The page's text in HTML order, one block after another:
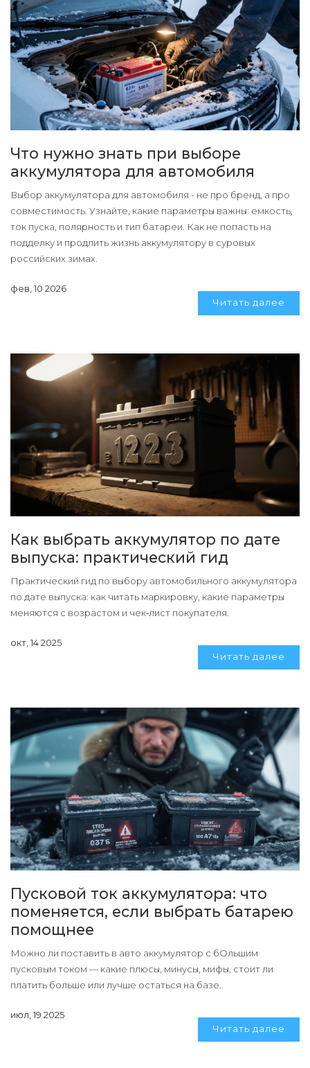
Что нужно знать при выборе
аккумулятора для автомобиля
Выбор аккумулятора для автомобиля - не про бренд, а про
совместимость. Узнайте, какие параметры важны: емкость,
ток пуска, полярность и тип батареи. Как не попасть на
подделку и продлить жизнь аккумулятору в суровых
российских зимах.
фев, 10 2026
Читать далее
Как выбрать аккумулятор по дате
выпуска: практический гид
Практический гид по выбору автомобильного аккумулятора
по дате выпуска: как читать маркировку, какие параметры
меняются с возрастом и чек‑лист покупателя.
окт, 14 2025
Читать далее
Пусковой ток аккумулятора: что
поменяется, если выбрать батарею
помощнее
Можно ли поставить в авто аккумулятор с бОльшим
пусковым током — какие плюсы, минусы, мифы, стоит ли
платить больше или лучше остаться на базе.
июл, 19 2025
Читать далее